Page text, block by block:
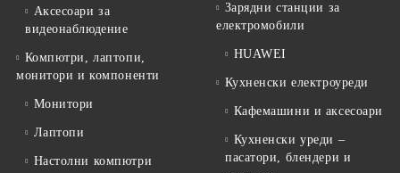
Аксесоари за
видеонаблюдение
Компютри, лаптопи,
монитори и компоненти
Монитори
Лаптопи
Настолни компютри
Зарядни станции за
електромобили
HUAWEI
Кухненски електроуреди
Кафемашини и аксесоари
Кухненски уреди –
пасатори, блендери и